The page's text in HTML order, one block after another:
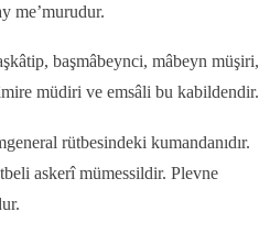
me’murudur.
başmâbeynci, mâbeyn müşiri,
müdiri ve emsâli bu kabildendir.
rütbesindeki kumandanıdır.
askerî mümessildir. Plevne